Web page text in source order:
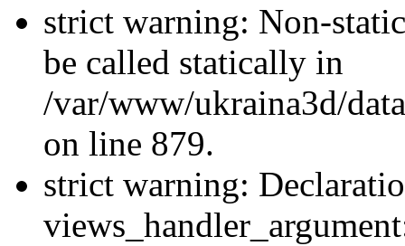
strict warning: Non-
be called statically in
/var/www/ukraina3d/
on line 879.
strict warning: